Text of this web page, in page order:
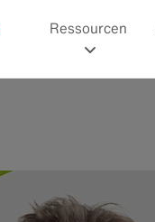
Ressourcen